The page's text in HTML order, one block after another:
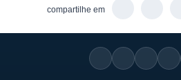
o LGCP11 tem
satisfação dos investidores,
compartilhe em